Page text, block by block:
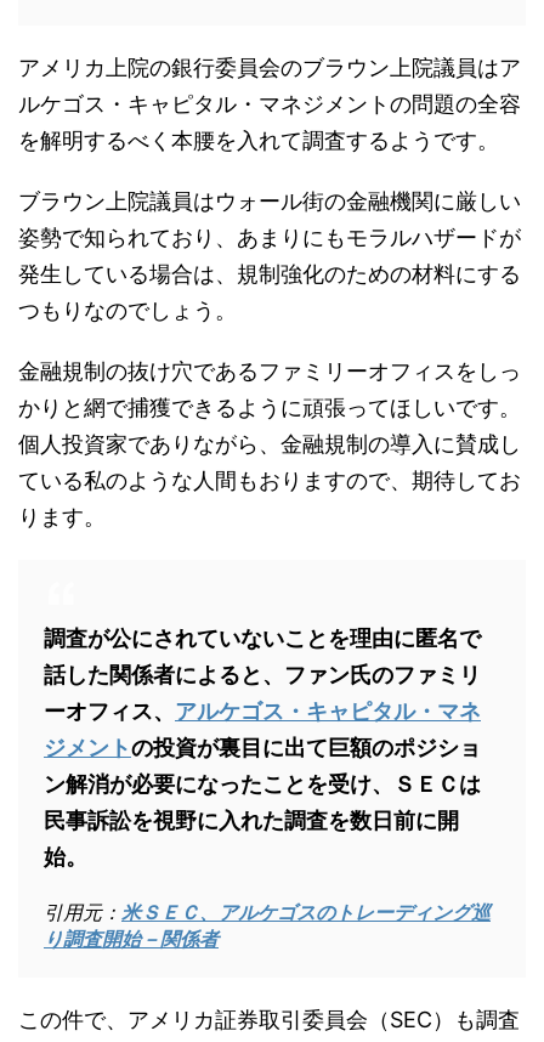
アメリカ上院の銀行委員会のブラウン上院議員はア
ルケゴス・キャピタル・マネジメントの問題の全容
を解明するべく本腰を入れて調査するようです。
ブラウン上院議員はウォール街の金融機関に厳しい
姿勢で知られており、あまりにもモラルハザードが
発生している場合は、規制強化のための材料にする
つもりなのでしょう。
金融規制の抜け穴であるファミリーオフィスをしっ
かりと網で捕獲できるように頑張ってほしいです。
個人投資家でありながら、金融規制の導入に賛成し
ている私のような人間もおりますので、期待してお
ります。
調査が公にされていないことを理由に匿名で
話した関係者によると、ファン氏のファミリ
ーオフィス、 アルケゴス・キャピタル・マネ
ジメントの投資が裏目に出て巨額のポジショ
ン解消が必要になったことを受け、ＳＥＣは
民事訴訟を視野に入れた調査を数日前に開
始。
引用元： 米ＳＥＣ、アルケゴスのトレーディング巡
り調査開始－関係者
この件で、アメリカ証券取引委員会（SEC）も調査